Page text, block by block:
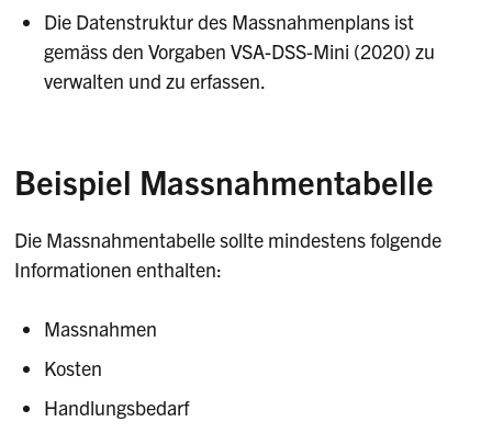
Die Datenstruktur des Massnahmenplans ist
gemäss den Vorgaben VSA-DSS-Mini (2020) zu
verwalten und zu erfassen.
Beispiel Massnahmentabelle
Die Massnahmentabelle sollte mindestens folgende
Informationen enthalten:
Massnahmen
Kosten
Handlungsbedarf